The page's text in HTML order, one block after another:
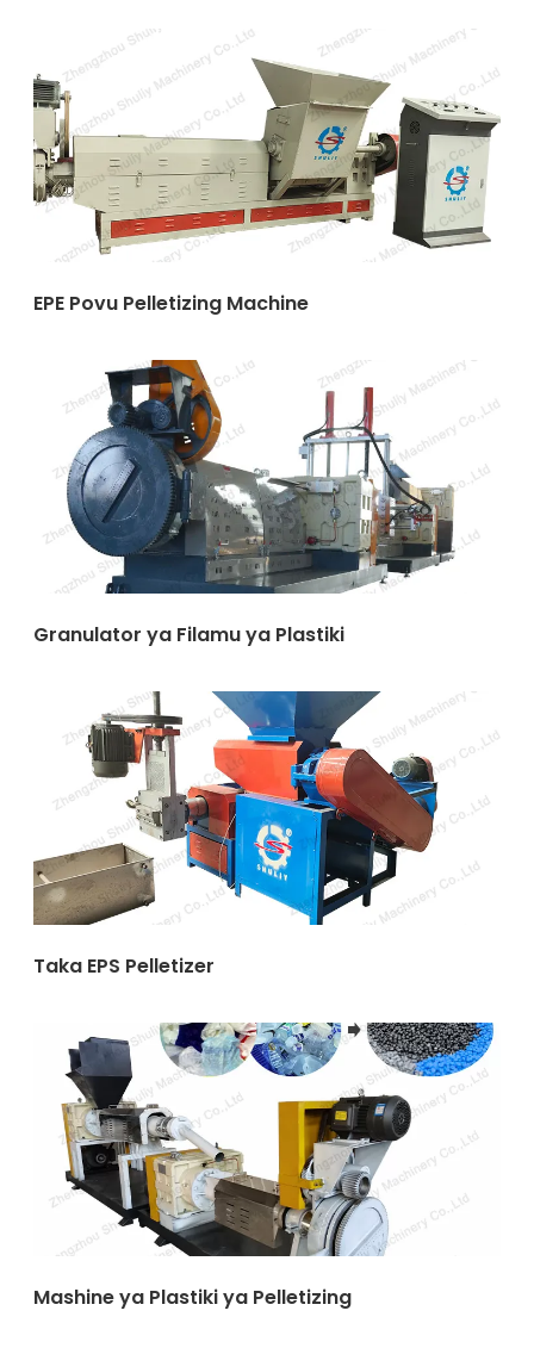
EPE Povu Pelletizing Machine
Granulator ya Filamu ya Plastiki
Taka EPS Pelletizer
Mashine ya Plastiki ya Pelletizing